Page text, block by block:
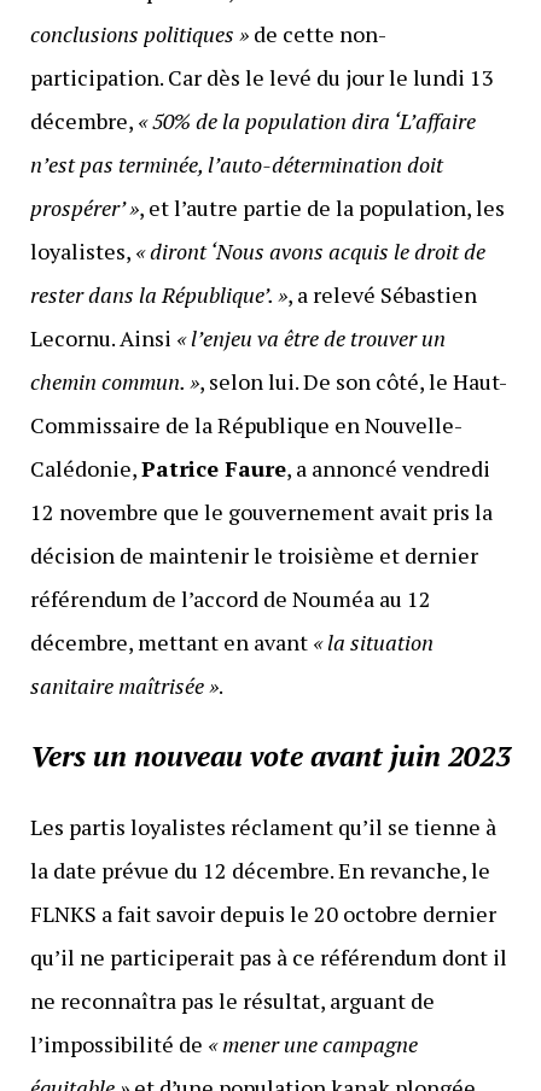
conclusions politiques »de cette non-
participation. Car dès le levé du jour le lundi 13
décembre, « 50% de la population dira ‘L’affaire
n’est pas terminée, l’auto-détermination doit
prospérer’ », et l’autre partie de la population, les
loyalistes, « diront ‘Nous avons acquis le droit de
rester dans la République’. », a relevé Sébastien
Lecornu. Ainsi « l’enjeu va être de trouver un
chemin commun. », selon lui. De son côté, le Haut-
Commissaire de la République en Nouvelle-
Calédonie,Patrice Faure, a annoncé vendredi
12 novembre que le gouvernement avait pris la
décision de maintenir le troisième et dernier
référendum de l’accord de Nouméa au 12
décembre, mettant en avant « la situation
sanitaire maîtrisée ».
Vers un nouveau vote avant juin 2023
Les partis loyalistes réclament qu’il se tienne à
la date prévue du 12 décembre. En revanche, le
FLNKS a fait savoir depuis le 20 octobre dernier
qu’il ne participerait pas à ce référendum dont il
ne reconnaîtra pas le résultat, arguant de
l’impossibilité de « mener une campagne